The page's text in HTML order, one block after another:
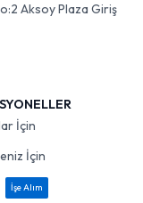
Aksoy Plaza Giriş
İçin
İçin
İşe Alım